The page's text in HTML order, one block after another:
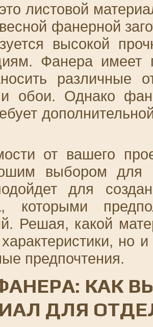
листовой
фанерной
высокой
Фанера имеет
различные
обои. Однако
от вашего
выбором для
для
которыми
Решая, какой
но
предпочтения.
КАК
ДЛЯ